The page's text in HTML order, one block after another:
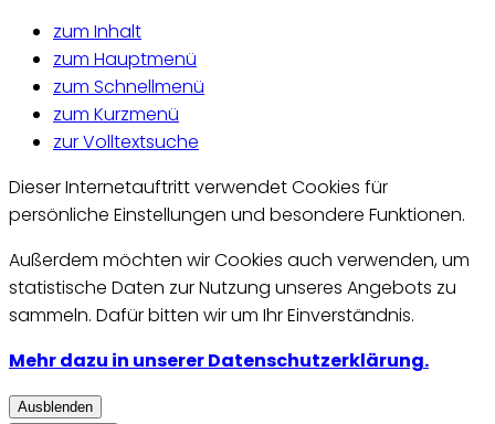
zum Inhalt
zum Hauptmenü
zum Schnellmenü
zum Kurzmenü
zur Volltextsuche
Dieser Internetauftritt verwendet Cookies für
persönliche Einstellungen und besondere Funktionen.
Außerdem möchten wir Cookies auch verwenden, um
statistische Daten zur Nutzung unseres Angebots zu
sammeln. Dafür bitten wir um Ihr Einverständnis.
Mehr dazu in unserer Datenschutzerklärung.
Ausblenden